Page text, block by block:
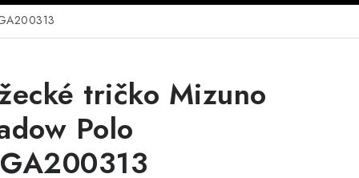
tričko Mizuno
Polo